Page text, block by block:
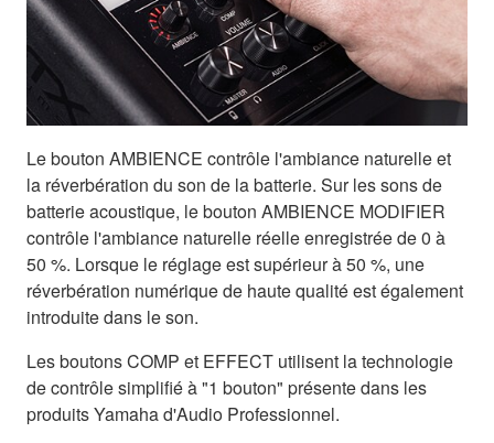
Le bouton AMBIENCE contrôle l'ambiance naturelle et
la réverbération du son de la batterie. Sur les sons de
batterie acoustique, le bouton AMBIENCE MODIFIER
contrôle l'ambiance naturelle réelle enregistrée de 0 à
50 %. Lorsque le réglage est supérieur à 50 %, une
réverbération numérique de haute qualité est également
introduite dans le son.
Les boutons COMP et EFFECT utilisent la technologie
de contrôle simplifié à "1 bouton" présente dans les
produits Yamaha d'Audio Professionnel.